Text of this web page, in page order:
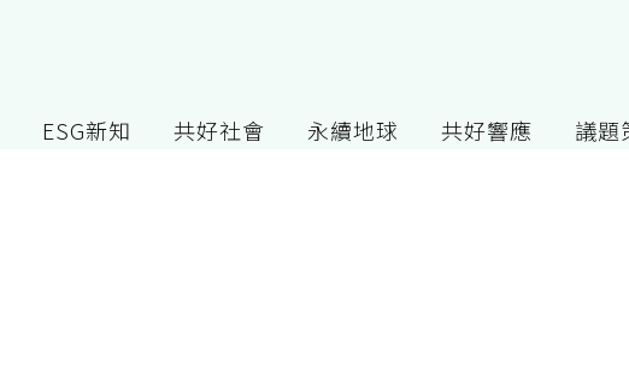
ESG新知 共好社會 永續地球 共好響應 議題